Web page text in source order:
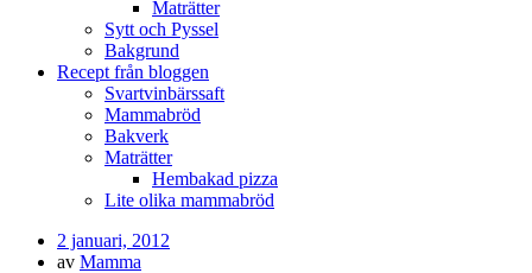
Maträtter
Sytt och Pyssel
Bakgrund
Recept från bloggen
Svartvinbärssaft
Mammabröd
Bakverk
Maträtter
Hembakad pizza
Lite olika mammabröd
Publicerad
den
2 januari, 2012
av Mamma